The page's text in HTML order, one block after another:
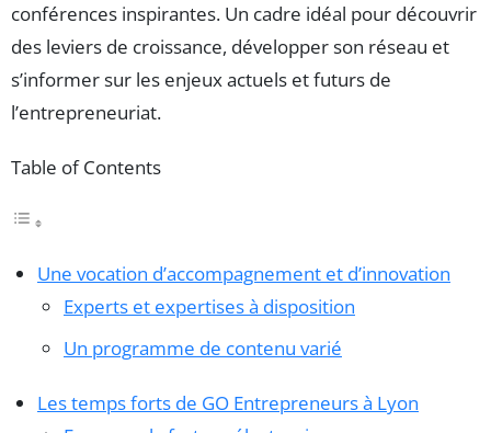
conférences inspirantes. Un cadre idéal pour découvrir
des leviers de croissance, développer son réseau et
s’informer sur les enjeux actuels et futurs de
l’entrepreneuriat.
Table of Contents
Une vocation d’accompagnement et d’innovation
Experts et expertises à disposition
Un programme de contenu varié
Les temps forts de GO Entrepreneurs à Lyon